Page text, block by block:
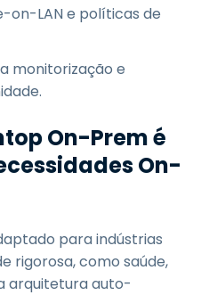
on-LAN e políticas de
monitorização e
On-Prem é
On-
para indústrias
rigorosa, como saúde,
arquitetura auto-